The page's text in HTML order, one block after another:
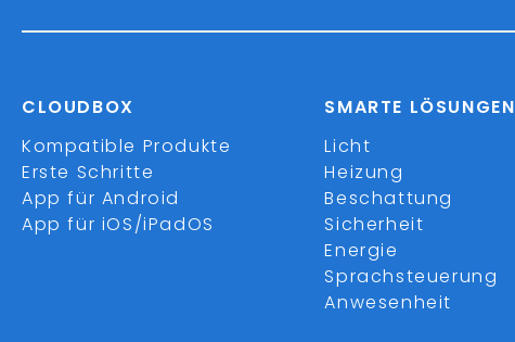
CLOUDBOX
Kompatible Produkte
Erste Schritte
App für Android
App für iOS/iPadOS
SMARTE LÖSUNGEN
Licht
Heizung
Beschattung
Sicherheit
Energie
Sprachsteuerung
Anwesenheit